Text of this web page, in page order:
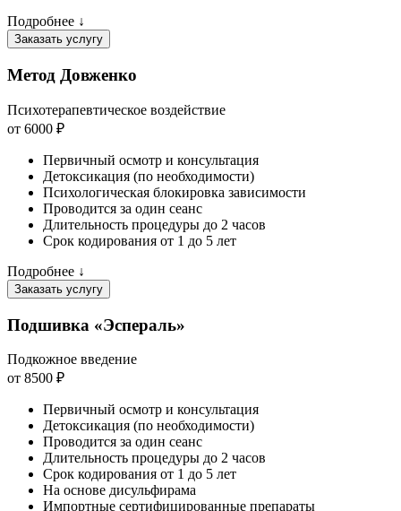
Подробнее ↓
Заказать услугу
Метод Довженко
Психотерапевтическое воздействие
от 6000 ₽
Первичный осмотр и консультация
Детоксикация (по необходимости)
Психологическая блокировка зависимости
Проводится за один сеанс
Длительность процедуры до 2 часов
Срок кодирования от 1 до 5 лет
Подробнее ↓
Заказать услугу
Подшивка «Эспераль»
Подкожное введение
от 8500 ₽
Первичный осмотр и консультация
Детоксикация (по необходимости)
Проводится за один сеанс
Длительность процедуры до 2 часов
Срок кодирования от 1 до 5 лет
На основе дисульфирама
Импортные сертифицированные препараты